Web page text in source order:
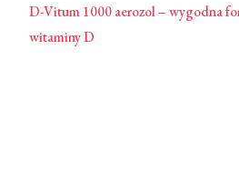
D-Vitum 1000 aerozol – wygodna
witaminy D